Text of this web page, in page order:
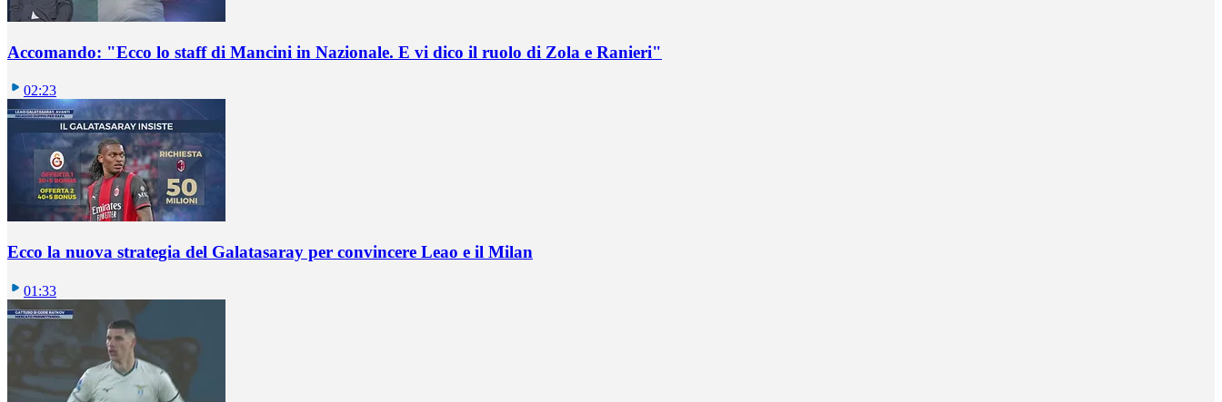
Accomando: "Ecco lo staff di Mancini in Nazionale. E vi dico il ruolo di Zola e Ranieri"
02:23
Ecco la nuova strategia del Galatasaray per convincere Leao e il Milan
01:33